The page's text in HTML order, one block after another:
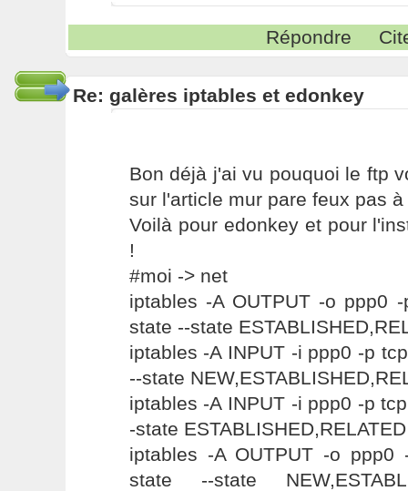
Répondre
Re: galères iptables et edonkey
Bon déjà j'ai vu pouquoi le ftp
sur l'article mur pare feux pas à
Voilà pour edonkey et pour
!
#moi -> net
iptables -A OUTPUT -o ppp0
state --state
iptables -A INPUT -i ppp0 -p
--state
iptables -A INPUT -i ppp0 -p
-state
iptables -A OUTPUT -o
state --state